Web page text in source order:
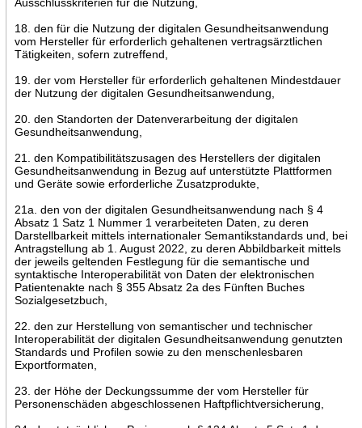
18. den für die Nutzung der digitalen Gesundheitsanwendung
vom Hersteller für erforderlich gehaltenen vertragsärztlichen
Tätigkeiten, sofern zutreffend,
19. der vom Hersteller für erforderlich gehaltenen Mindestdauer
der Nutzung der digitalen Gesundheitsanwendung,
20. den Standorten der Datenverarbeitung der digitalen
Gesundheitsanwendung,
21. den Kompatibilitätszusagen des Herstellers der digitalen
Gesundheitsanwendung in Bezug auf unterstützte Plattformen
und Geräte sowie erforderliche Zusatzprodukte,
21a. den von der digitalen Gesundheitsanwendung nach § 4
Absatz 1 Satz 1 Nummer 1 verarbeiteten Daten, zu deren
Darstellbarkeit mittels internationaler Semantikstandards und, bei
Antragstellung ab 1. August 2022, zu deren Abbildbarkeit mittels
der jeweils geltenden Festlegung für die semantische und
syntaktische Interoperabilität von Daten der elektronischen
Patientenakte nach § 355 Absatz 2a des Fünften Buches
Sozialgesetzbuch,
22. den zur Herstellung von semantischer und technischer
Interoperabilität der digitalen Gesundheitsanwendung genutzten
Standards und Profilen sowie zu den menschenlesbaren
Exportformaten,
23. der Höhe der Deckungssumme der vom Hersteller für
Personenschäden abgeschlossenen Haftpflichtversicherung,